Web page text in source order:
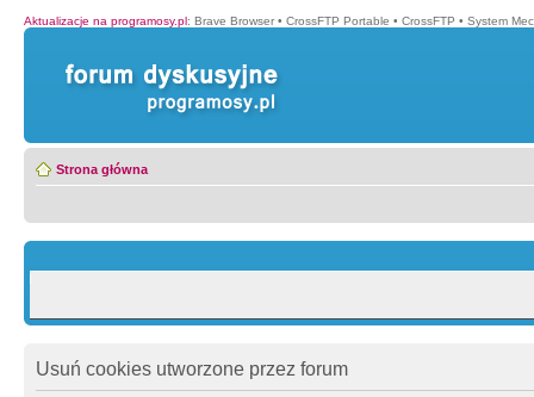
Aktualizacje na programosy.pl: Brave Browser • CrossFTP Portable • CrossFTP • System
Strona główna
Usuń cookies utworzone przez forum